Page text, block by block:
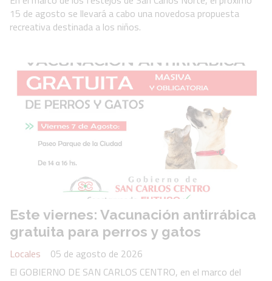
15 de agosto se llevará a cabo una novedosa propuesta
recreativa destinada a los niños.
Este viernes: Vacunación antirrábica
gratuita para perros y gatos
Locales
05 de agosto de 2026
El GOBIERNO DE SAN CARLOS CENTRO, en el marco del